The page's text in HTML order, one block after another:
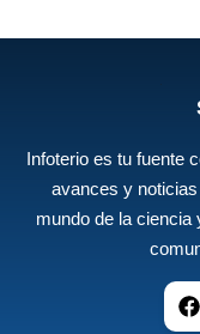
Infoterio es tu fuente
avances y
mundo de la